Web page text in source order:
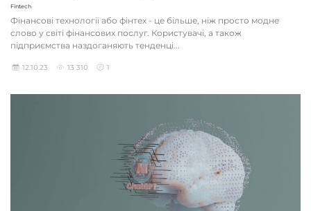
Fintech
Фінансові технології або фінтех - це більше, ніж просто модне
слово у світі фінансових послуг. Користувачі, а також
підприємства наздоганяють тенденці...
12.10.23 13 310 1